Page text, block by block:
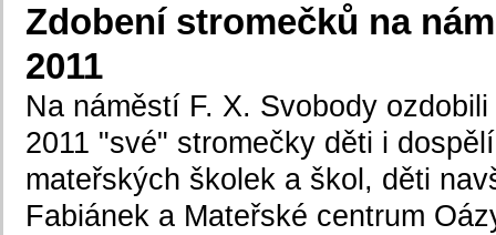
Zdobení stromečků na
2011
Na náměstí F. X. Svobody
2011 "své" stromečky děti i
mateřských školek a škol, děti
Fabiánek a Mateřské centrum